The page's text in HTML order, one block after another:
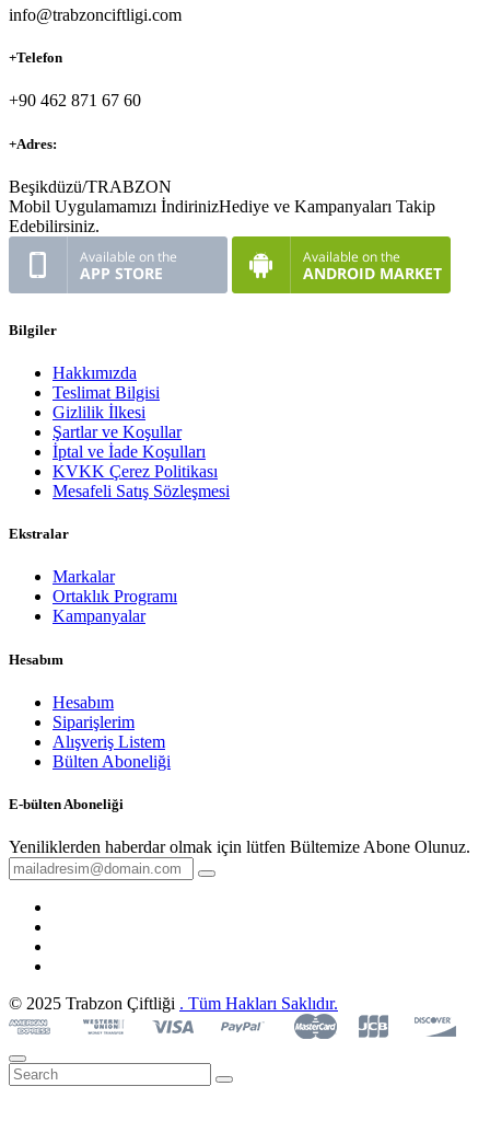
info@trabzonciftligi.com
+Telefon
+90 462 871 67 60
+Adres:
Beşikdüzü/TRABZON
Mobil Uygulamamızı İndirinizHediye ve Kampanyaları Takip
Edebilirsiniz.
Bilgiler
Hakkımızda
Teslimat Bilgisi
Gizlilik İlkesi
Şartlar ve Koşullar
İptal ve İade Koşulları
KVKK Çerez Politikası
Mesafeli Satış Sözleşmesi
Ekstralar
Markalar
Ortaklık Programı
Kampanyalar
Hesabım
Hesabım
Siparişlerim
Alışveriş Listem
Bülten Aboneliği
E-bülten Aboneliği
Yeniliklerden haberdar olmak için lütfen Bültemize Abone Olunuz.
© 2025 Trabzon Çiftliği . Tüm Hakları Saklıdır.